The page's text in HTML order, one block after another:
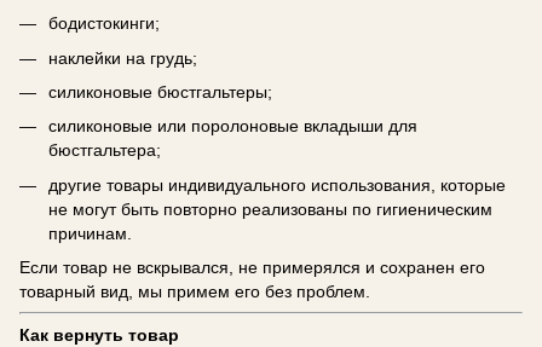
бодистокинги;
наклейки на грудь;
силиконовые бюстгальтеры;
силиконовые или поролоновые вкладыши для
бюстгальтера;
другие товары индивидуального использования, которые
не могут быть повторно реализованы по гигиеническим
причинам.
Если товар не вскрывался, не примерялся и сохранен его
товарный вид, мы примем его без проблем.
Как вернуть товар